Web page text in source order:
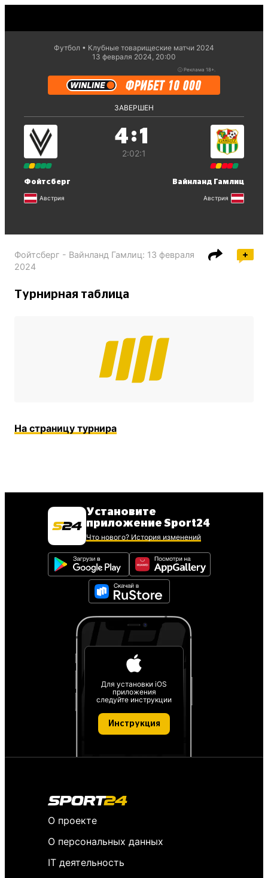
Футбол
Клубные товарищеские матчи 2024
13 февраля 2024, 20:00
ⓘ Реклама 18+.
ЗАВЕРШЕН
Фойтсберг
Австрия
4:1
2:02:1
Вайнланд Гамлиц
Австрия
Фойтсберг - Вайнланд Гамлиц: 13 февраля
2024
Турнирная таблица
На страницу турнира
Установите
приложение Sport24
Что нового? История изменений
Для установки iOS
приложения
следуйте инструкции
Инструкция
О проекте
О персональных данных
IT деятельность